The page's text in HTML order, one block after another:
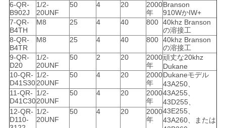
地
図
プ
ラ
イ
6-QR-
B902J
1/2-
20UNF
50 4 20
2000
年
Branson
910WかIW+
7-QR-
B4TH
M8 25 4 40 800 40khz Branson
の溶接工
8-QR-
B4TR
M8 25 4 40 800 40khz Branson
の溶接工
9-QR-
D20
1/2-
20UNF
50 2 20
2000
年
頑丈な20khz
Dukane
10-QR-
D41S30
1/2-
20UNF
50 4 20
2000
年
Dukaneモデル
43A250、
43A255、
43D255、
43E255、
43A260、または
11-QR-
D41C30
1/2-
20UNF
50 4 20
2000
年
12-QR-
D110-
1/2-
20UNF
50 4 20
2000
年